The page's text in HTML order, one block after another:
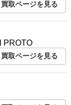
買取ページを見る
PROTO
買取ページを見る